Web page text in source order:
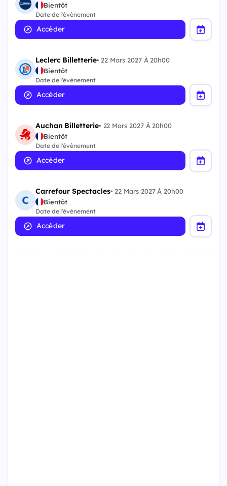
Bientôt
Date de l'évènement
Accéder
Leclerc Billetterie• 22 Mars 2027 À 20h00
Bientôt
Date de l'évènement
Accéder
Auchan Billetterie• 22 Mars 2027 À 20h00
Bientôt
Date de l'évènement
Accéder
Carrefour Spectacles• 22 Mars 2027 À 20h00
Bientôt
Date de l'évènement
Accéder